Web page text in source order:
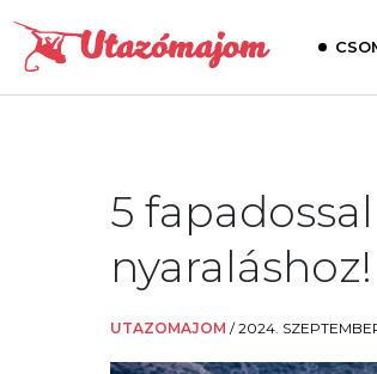
5
nyaraláshoz!
UTAZOMAJOM /2024.